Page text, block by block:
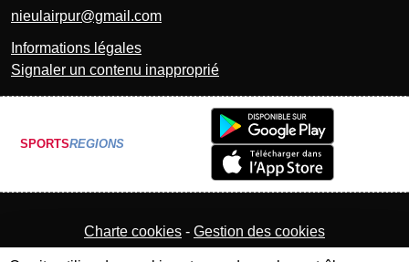
nieulairpur@gmail.com
Informations légales
Signaler un contenu inapproprié
SPORTSREGIONS
Charte cookies Gestion des cookies